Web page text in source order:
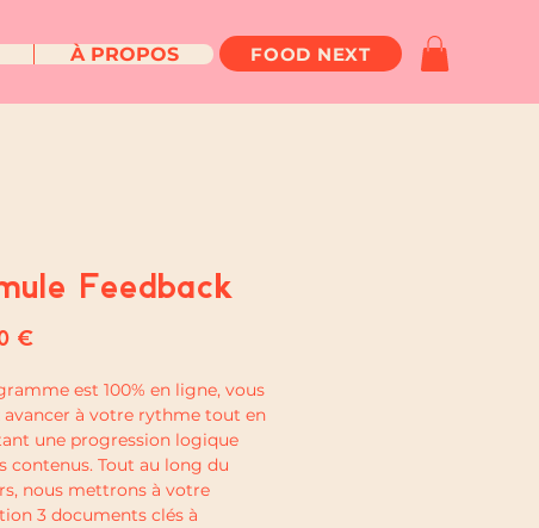
À PROPOS FOOD NEXT
Feedback
€Prix
est 100% en ligne, vous
avancer à votre rythme tout en
une progression logique
contenus. Tout au long du
nous mettrons à votre
3 documents clés à